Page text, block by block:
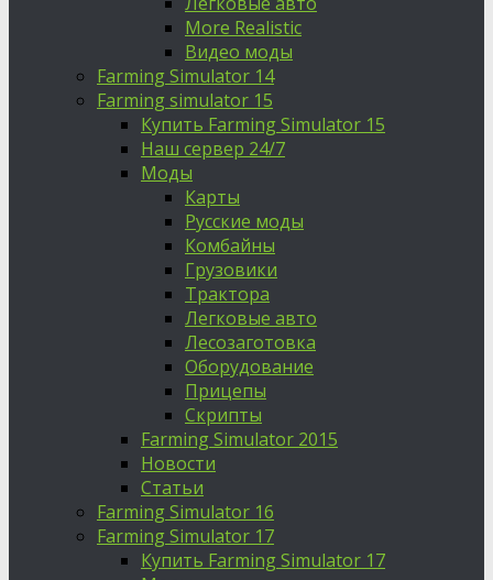
More Realistic
Видео моды
Farming Simulator 14
Farming simulator 15
Купить Farming Simulator 15
Наш сервер 24/7
Моды
Карты
Русские моды
Комбайны
Грузовики
Трактора
Легковые авто
Лесозаготовка
Оборудование
Прицепы
Скрипты
Farming Simulator 2015
Новости
Статьи
Farming Simulator 16
Farming Simulator 17
Купить Farming Simulator 17